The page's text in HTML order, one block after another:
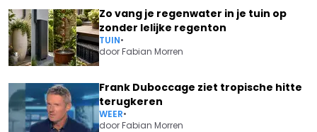
Zo vang je regenwater in je tuin op
zonder lelijke regenton
TUIN•
doorFabian Morren
Frank Duboccage ziet tropische hitte
terugkeren
WEER•
doorFabian Morren